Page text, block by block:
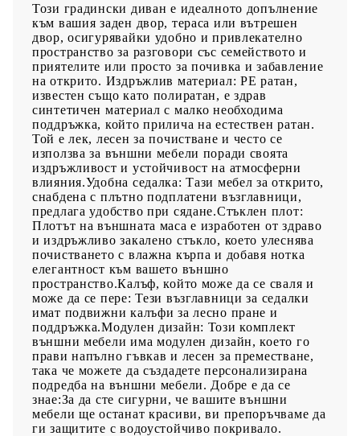
Този градински диван е идеалното допълнение
към вашия заден двор, тераса или вътрешен
двор, осигурявайки удобно и привлекателно
пространство за разговори със семейството и
приятелите или просто за почивка и забавление
на открито. Издръжлив материал: PE ратан,
известен също като полиратан, е здрав
синтетичен материал с малко необходима
поддръжка, който прилича на естествен ратан.
Той е лек, лесен за почистване и често се
използва за външни мебели поради своята
издръжливост и устойчивост на атмосферни
влияния.Удобна седалка: Тази мебел за открито,
снабдена с плътно подплатени възглавници,
предлага удобство при сядане.Стъклен плот:
Плотът на външната маса е изработен от здраво
и издръжливо закалено стъкло, което улеснява
почистването с влажна кърпа и добавя нотка
елегантност към вашето външно
пространство.Калъф, който може да се сваля и
може да се пере: Тези възглавници за седалки
имат подвижни калъфи за лесно пране и
поддръжка.Модулен дизайн: Този комплект
външни мебели има модулен дизайн, което го
прави напълно гъвкав и лесен за преместване,
така че можете да създадете персонализирана
подредба на външни мебели. Добре е да се
знае:За да сте сигурни, че вашите външни
мебели ще останат красиви, ви препоръчваме да
ги защитите с водоустойчиво покривало.